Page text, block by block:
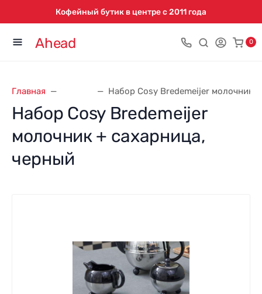
Кофейный бутик в центре с 2011 года
Ahead 0
Главная Набор Cosy Bredemeijer молочник
Набор Cosy Bredemeijer
молочник + сахарница,
черный